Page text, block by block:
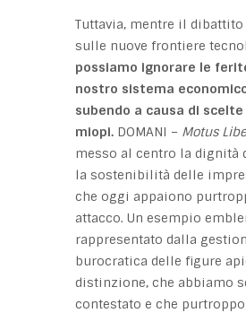
Tuttavia, mentre il
sulle nuove frontiere
possiamo ignorare le
nostro sistema
subendo a causa di
miopi. DOMANI – Motus
messo al centro la dignità
la sostenibilità delle
che oggi appaiono
attacco. Un esempio
rappresentato dalla
burocratica delle figure
distinzione, che abbiamo
contestato e che